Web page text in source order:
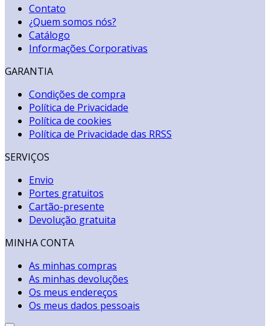
Contato
¿Quem somos nós?
Catálogo
Informações Corporativas
GARANTIA
Condições de compra
Política de Privacidade
Política de cookies
Política de Privacidade das RRSS
SERVIÇOS
Envio
Portes gratuitos
Cartão-presente
Devolução gratuita
MINHA CONTA
As minhas compras
As minhas devoluções
Os meus endereços
Os meus dados pessoais